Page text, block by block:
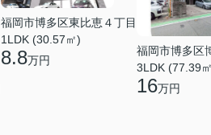
福岡市博多区東比恵４丁目
1LDK (30.57㎡)
8.8万円
福岡市博多区
3LDK (77.39
16万円